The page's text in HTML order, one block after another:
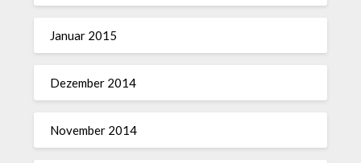
Januar 2015
Dezember 2014
November 2014